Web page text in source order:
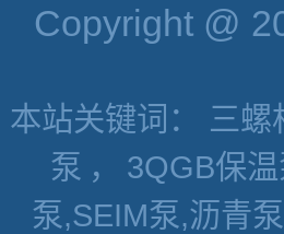
Copyright @
本站关键词： 三螺
泵 ，
3QGB保
泵,SEIM泵,沥青